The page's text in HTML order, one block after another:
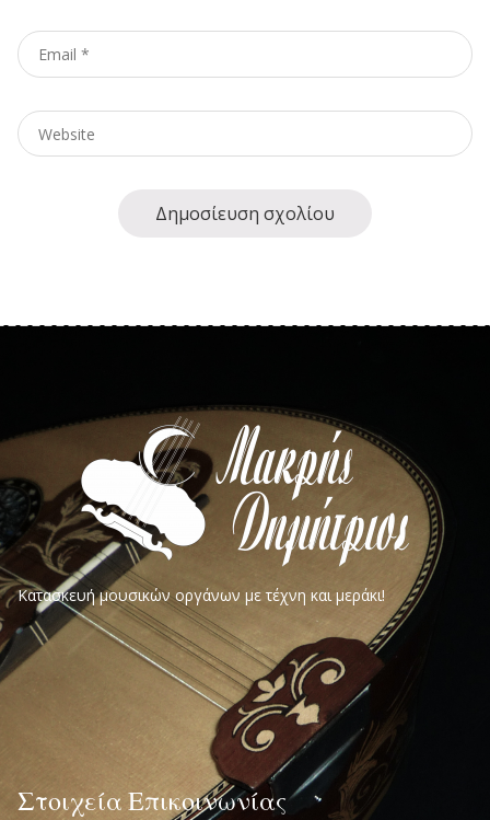
Email
Website
Κατασκευή μουσικών οργάνων με τέχνη και μεράκι!
Στοιχεία Επικοινωνίας